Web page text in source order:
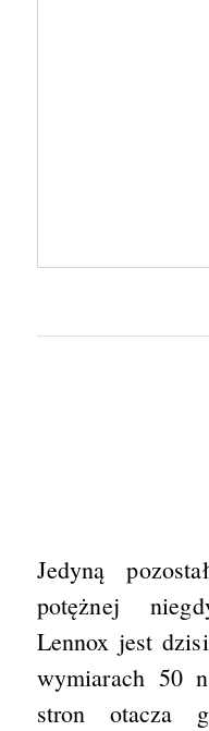
Jedyną
potężnej
Lennox jest
wymiarach 50
stron otacza